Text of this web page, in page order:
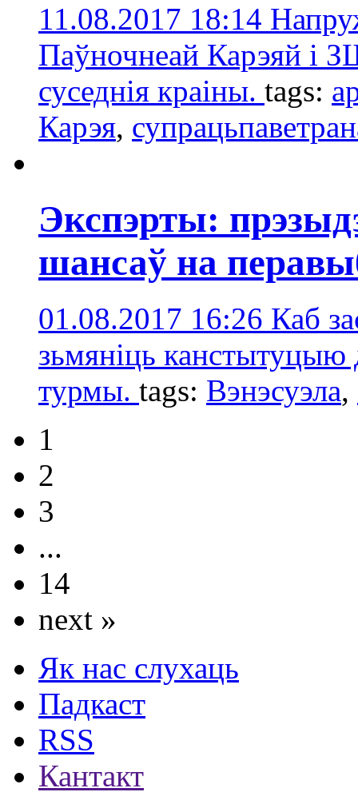
11.08.2017 18:14
Паўночнеай Карэяй і
суседнія краіны. tags:
Карэя,
Экспэрты:
шансаў на
01.08.2017 16:26 Каб
зьмяніць
турмы. tags: Вэнэсуэла,
1
2
3
...
14
next »
Як нас слухаць
Падкаст
RSS
Кантакт